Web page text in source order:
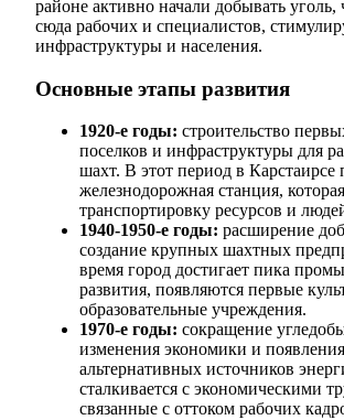
районе активно начали добывать уголь,
сюда рабочих и специалистов,
инфраструктуры и населения.
Основные этапы развития
1920-е годы: строительство
поселков и инфраструктуры для
шахт. В этот период в Карстаирсе
железнодорожная станция,
транспортировку ресурсов и
1940-1950-е годы: расширение
создание крупных шахтных
время город достигает пика
развития, появляются первые
образовательные учреждения.
1970-е годы: сокращение
изменения экономики и появления
альтернативных источников
сталкивается с экономическими
связанные с оттоком рабочих